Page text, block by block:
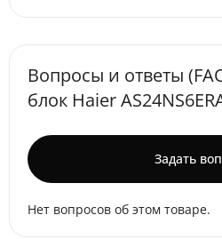
Вопросы и ответы
блок Haier
Задать
Нет вопросов об этом товаре.